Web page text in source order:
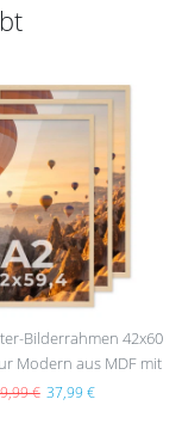
Bilderrahmen 42x60
Modern aus MDF mit
Acrylglas
€ 37,99 €